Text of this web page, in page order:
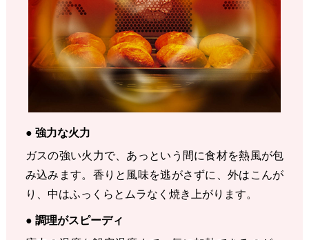
● 強力な火力
ガスの強い火力で、あっという間に食材を熱風が包
み込みます。香りと風味を逃がさずに、外はこんが
り、中はふっくらとムラなく焼き上がります。
● 調理がスピーディ